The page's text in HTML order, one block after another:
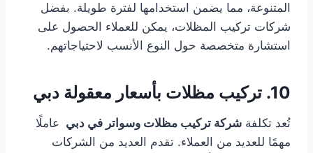
المتنوعة، مما يضمن استخدامها لفترة طويلة. بفضل
شركات تركيب المظلات، يمكن للعملاء الحصول على
استشارة متخصصة حول النوع الأنسب لاحتياجاتهم.
10. تركيب مظلات بأسعار معقولة دبي
تُعد تكلفة شركة تركيب مظلات وسواتر في دبي عاملًا
مهمًا للعديد من العملاء. تقدم العديد من الشركات